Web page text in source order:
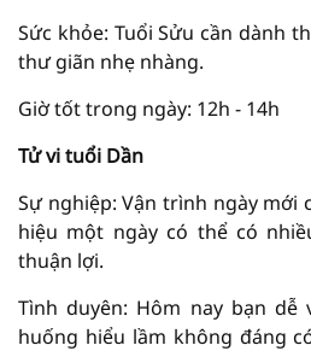
Sức khỏe: Tuổi Sửu cần dành
thư giãn nhẹ nhàng.
Giờ tốt trong ngày: 12h - 14h
Tử vi tuổi Dần
Sự nghiệp: Vận trình ngày mới
hiệu một ngày có thể có
thuận lợi.
Tình duyên: Hôm nay bạn
huống hiểu lầm không đáng